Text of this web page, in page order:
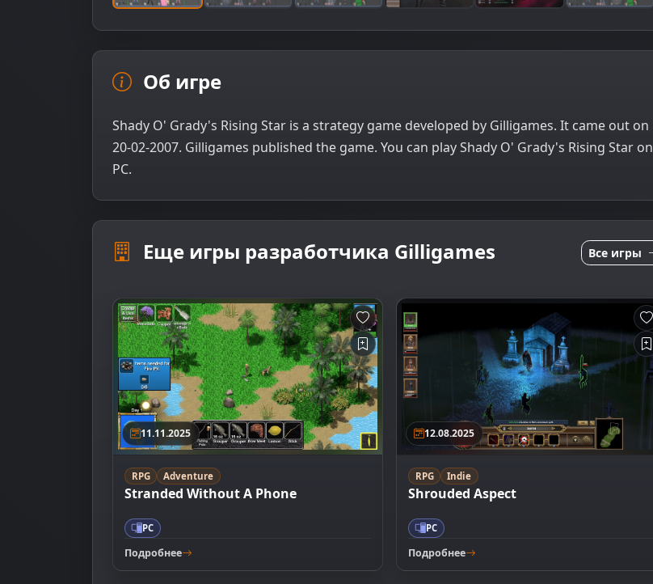
Об игре
Shady O' Grady's Rising Star is a strategy game developed by Gilligames. It came out on
20-02-2007. Gilligames published the game. You can play Shady O' Grady's Rising Star on
PC.
Еще игры разработчика Gilligames Все игры
11.11.2025
RPG Adventure
Stranded Without A Phone
PC
Подробнее
12.08.2025
RPG Indie
Shrouded Aspect
PC
Подробнее